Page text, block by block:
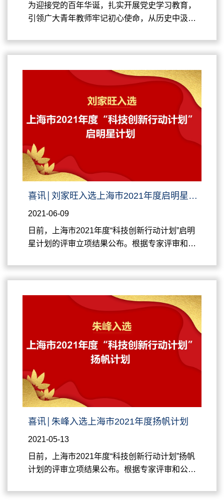
为迎接党的百年华诞，扎实开展党史学习教育，
引领广大青年教师牢记初心使命，从历史中汲取
通大学变革性分子前沿科学中心全体人员于6月8
日在中心执行主任周永丰的带领下前往中共一大
会址、中共一大会址纪念馆、《新青年》编辑部
旧址、中共代表团驻沪办事处旧址等地开展“薪火
相传百年路，科技青年砥砺行”红色足迹寻访活
动。 8日一早，中心全体人员兴致勃勃地会聚兴
业路76号。在中共...
喜讯│刘家旺入选上海市2021年度启明星计
2021-06-09
​日前，上海市2021年度“科技创新行动计划”启明
星计划的评审立项结果公布。根据专家评审和公
长聘教轨副教授刘家旺入选上海市2021年度“科技
创新行动计划”启明星计划。变革性分子前沿科学
中心将持续为研究人员提供良好的科研环境和条
件，加强管理和服务，保障其完成有关科研任
务。上海市 2021 年度“科技创新行动计划”启明星
计划入选人员名单（节选）序号项目编号项目负
责人承担...
喜讯│朱峰入选上海市2021年度扬帆计划
2021-05-13
日前，上海市2021年度“科技创新行动计划”扬帆
计划的评审立项结果公布。根据专家评审和公示
聘教轨副教授朱峰入选入选上海市2021年度“科技